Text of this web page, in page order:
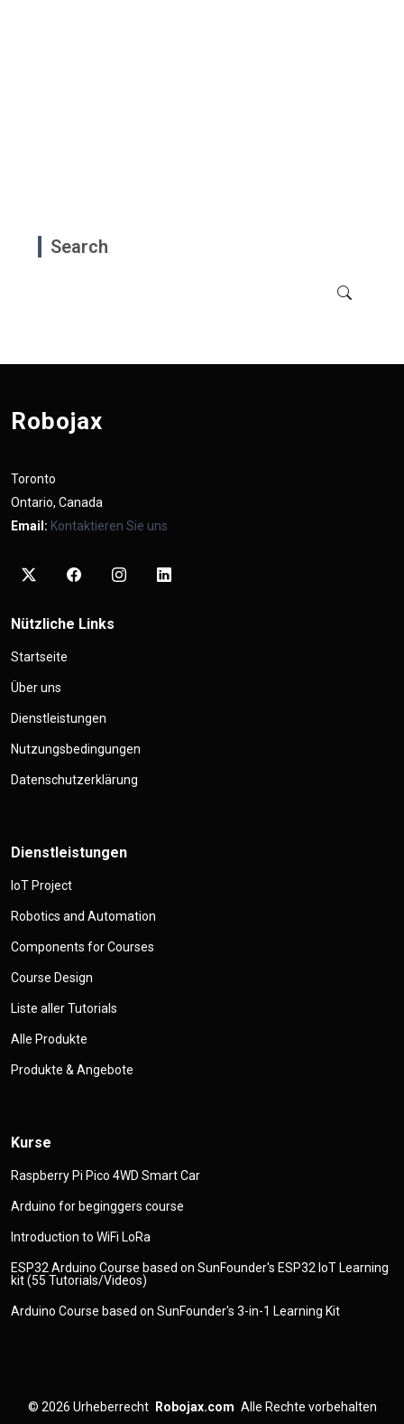
Search
Robojax
Toronto
Ontario, Canada
Email: Kontaktieren Sie uns
Nützliche Links
Startseite
Über uns
Dienstleistungen
Nutzungsbedingungen
Datenschutzerklärung
Dienstleistungen
IoT Project
Robotics and Automation
Components for Courses
Course Design
Liste aller Tutorials
Alle Produkte
Produkte & Angebote
Kurse
Raspberry Pi Pico 4WD Smart Car
Arduino for beginggers course
Introduction to WiFi LoRa
ESP32 Arduino Course based on SunFounder's ESP32 IoT Learning
kit (55 Tutorials/Videos)
Arduino Course based on SunFounder's 3-in-1 Learning Kit
© 2026 Urheberrecht Robojax.com Alle Rechte vorbehalten